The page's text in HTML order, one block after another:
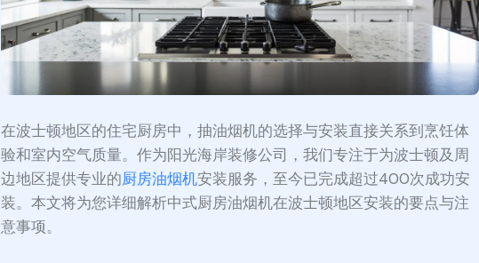
在波士顿地区的住宅厨房中，抽油烟机的选择与安装直接关系到烹饪体
验和室内空气质量。作为阳光海岸装修公司，我们专注于为波士顿及周
边地区提供专业的厨房油烟机安装服务，至今已完成超过400次成功安
装。本文将为您详细解析中式厨房油烟机在波士顿地区安装的要点与注
意事项。